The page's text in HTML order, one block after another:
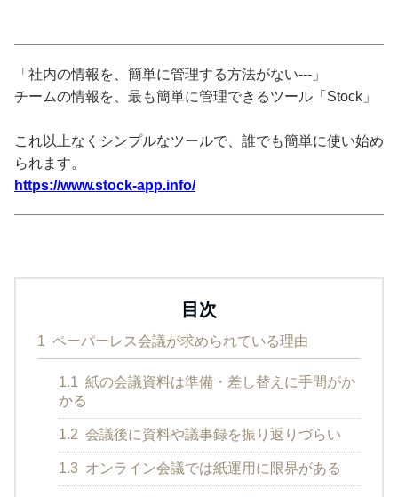
「社内の情報を、簡単に管理する方法がない---」
チームの情報を、最も簡単に管理できるツール「Stock」
これ以上なくシンプルなツールで、誰でも簡単に使い始め
られます。
https://www.stock-app.info/
目次
1 ペーパーレス会議が求められている理由
1.1 紙の会議資料は準備・差し替えに手間がか
かる
1.2 会議後に資料や議事録を振り返りづらい
1.3 オンライン会議では紙運用に限界がある